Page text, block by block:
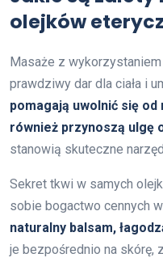
olejków
Masaże z
prawdziwy dar dla ciała i
pomagają uwolnić się
również przynoszą ulgę
stanowią skuteczne
Sekret tkwi w samych
sobie bogactwo cennych
naturalny balsam,
je bezpośrednio na skórę,